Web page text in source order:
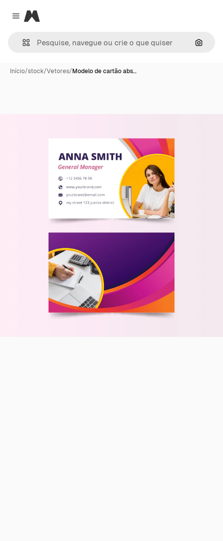
Close menu
Magnific
Início/stock/Vetores/Modelo de cartão abs…